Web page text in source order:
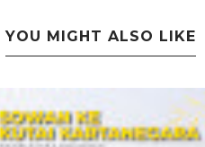
YOU MIGHT ALSO LIKE